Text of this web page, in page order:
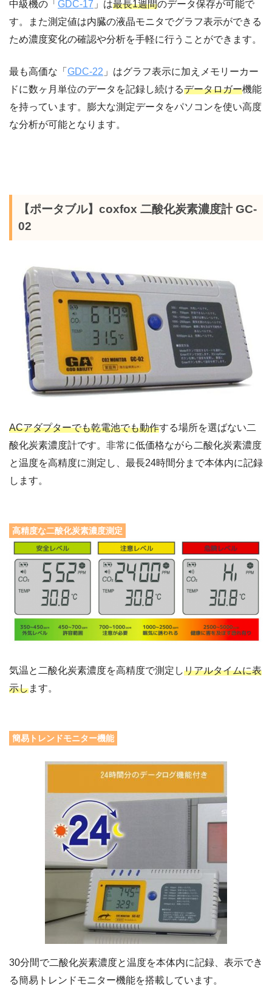
中級機の「 GDC-17 」は最長1週間のデータ保存が可能で
す。また測定値は内臓の液晶モニタでグラフ表示ができる
ため濃度変化の確認や分析を手軽に行うことができます。
最も高価な「 GDC-22 」はグラフ表示に加えメモリーカー
ドに数ヶ月単位のデータを記録し続けるデータロガー機能
を持っています。膨大な測定データをパソコンを使い高度
な分析が可能となります。
【ポータブル】coxfox 二酸化炭素濃度計 GC-
02
ACアダプターでも乾電池でも動作する場所を選ばない二
酸化炭素濃度計です。非常に低価格ながら二酸化炭素濃度
と温度を高精度に測定し、最長24時間分まで本体内に記録
します。
高精度な二酸化炭素濃度測定
気温と二酸化炭素濃度を高精度で測定しリアルタイムに表
示します。
簡易トレンドモニター機能
30分間で二酸化炭素濃度と温度を本体内に記録、表示でき
る簡易トレンドモニター機能を搭載しています。